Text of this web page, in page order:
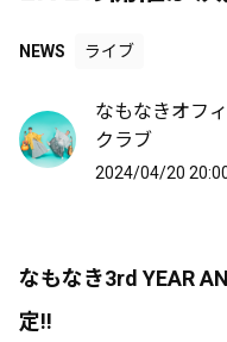
NEWS ライブ
なもなきオフ
クラブ
2024/04/20
なもなき3rd YEAR
定!!